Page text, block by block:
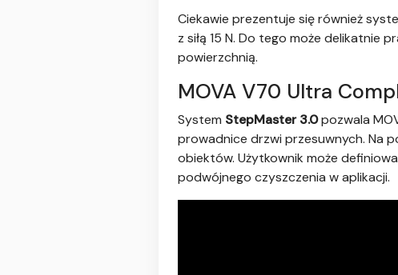
Ciekawie prezentuje się również
z siłą 15 N. Do tego może delikatnie
powierzchnią.
MOVA V70 Ultra
System StepMaster 3.0pozwala
prowadnice drzwi przesuwnych. Na
obiektów. Użytkownik może
podwójnego czyszczenia w aplikacji.